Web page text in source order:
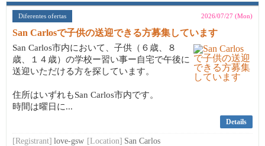
Diferentes ofertas 2026/07/27 (Mon)
San Carlosで子供の送迎できる方募集しています
San Carlos市内において、子供（６歳、８
歳、１４歳）の学校ー習い事ー自宅で午後に
送迎いただける方を探しています。
住所はいずれもSan Carlos市内です。
時間は曜日に...
Details
[Registrant] love-gsw [Location] San Carlos